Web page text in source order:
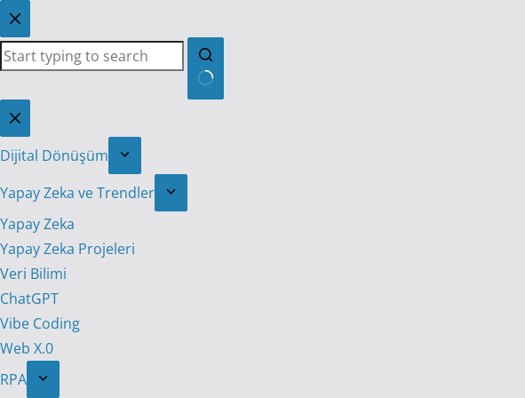
Skip
to
content
No
results
Dijital Dönüşüm
Yapay Zeka ve Trendler
Yapay Zeka
Yapay Zeka Projeleri
Veri Bilimi
ChatGPT
Vibe Coding
Web X.0
RPA